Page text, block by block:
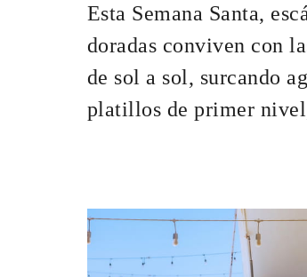
INCLUIDO
Esta Semana Santa,
doradas conviven con
de sol a sol, surcando
platillos de primer